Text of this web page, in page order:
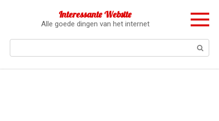
Interessante Website
Alle goede dingen van het internet